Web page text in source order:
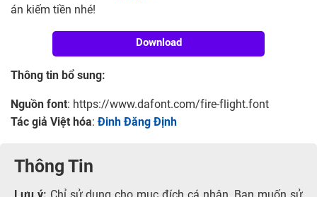
án kiếm tiền nhé!
Download
Thông tin bổ sung:
Nguồn font: https://www.dafont.com/fire-flight.font
Tác giả Việt hóa:Đinh Đăng Định
Thông Tin